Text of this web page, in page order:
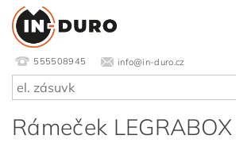
555508945 info@in-duro.cz
Rámeček